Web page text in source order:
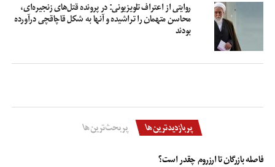
روایتی از اعتراف تلویزیونی: در پرونده قتل‌های زنجیره‌ای،
محاسن متهمان را تراشیده و آنها به شکل قاچاقچی درآورده
بودند
پربازدیدترین‌ها پربحث‌ترین‌ها
فاصله بازرگان تا ارزروم چقدر است؟